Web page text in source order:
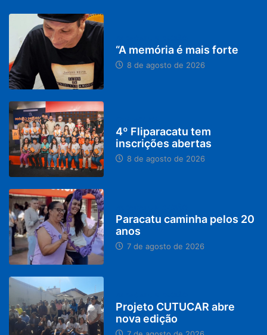
“A memória é mais forte
8 de agosto de 2026
4º Fliparacatu tem
inscrições abertas
8 de agosto de 2026
Paracatu caminha pelos 20
anos
7 de agosto de 2026
Projeto CUTUCAR abre
nova edição